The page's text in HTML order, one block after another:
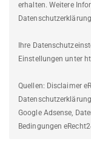
erhalten. Weitere
Ihre
Einstellungen unter
Quellen: Disclaimer
Google Adsense,
Bedingungen